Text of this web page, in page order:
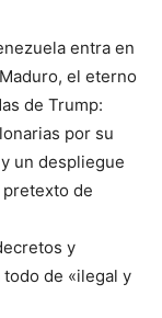
entra en
el eterno
de Trump:
por su
un despliegue
de
y
de «ilegal y